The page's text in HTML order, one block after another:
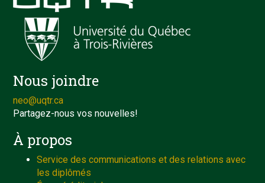
Nous joindre
neo@uqtr.ca
Partagez-nous vos nouvelles!
À propos
Service des communications et des relations avec
les diplômés